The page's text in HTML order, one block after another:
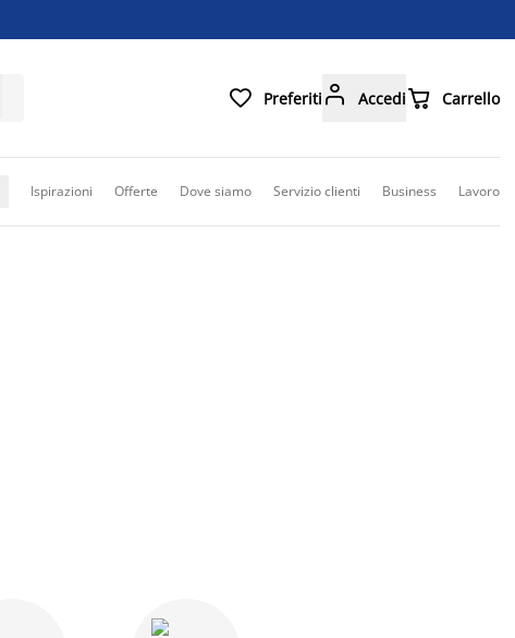
 Preferiti  Accedi Carrello
Ispirazioni Offerte Dove siamo Servizio clienti Business Lavoro